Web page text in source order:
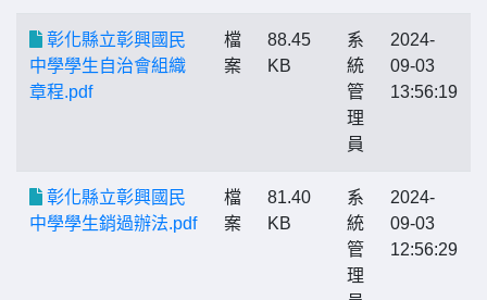
彰化縣立彰興國民
中學學生自治會組織
章程.pdf
檔
案
88.45
KB
系
統
管
理
員
2024-
09-03
13:56:19
彰化縣立彰興國民
中學學生銷過辦法.pdf
檔
案
81.40
KB
系
統
管
理
2024-
09-03
12:56:29